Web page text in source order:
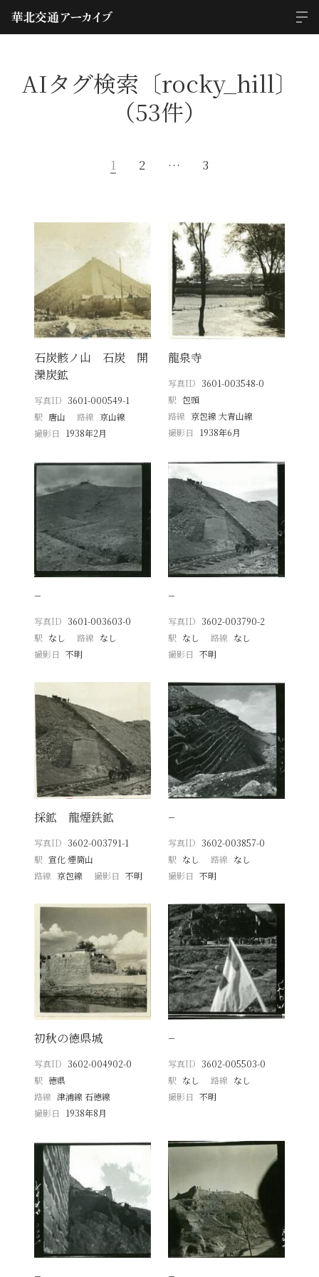
AIタグ検索〔rocky_hill〕
（53件）
1 2 … 3
石炭骸ノ山 石炭 開
灤炭鉱
写真ID 3601-000549-1
駅 唐山 路線 京山線
撮影日
1938年2月
龍泉寺
写真ID 3601-003548-0
駅 包頭
路線 京包線 大青山線
撮影日
1938年6月
−
写真ID 3601-003603-0
駅 なし 路線 なし
撮影日
不明
−
写真ID 3602-003790-2
駅 なし 路線 なし
撮影日 不明
採鉱 龍煙鉄鉱
写真ID 3602-003791-1
駅 宣化 煙筒山
路線 京包線 撮影日 不明
−
写真ID 3602-003857-0
駅 なし 路線 なし
撮影日 不明
初秋の徳県城
写真ID 3602-004902-0
駅 徳県
路線 津浦線 石徳線
撮影日
1938年8月
−
写真ID 3602-005503-0
駅 なし 路線 なし
撮影日 不明